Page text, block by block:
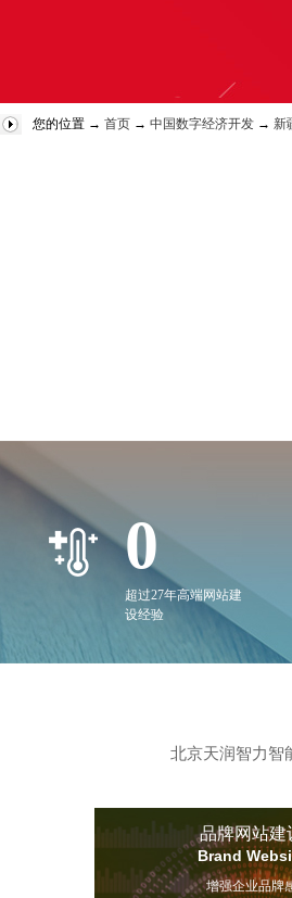
您的位置 → 首页 → 中国数字经济开发 → 新
0
超过27年高端网站建
设经验
北京天润智力智
品牌网站建
Brand
增强企业品牌